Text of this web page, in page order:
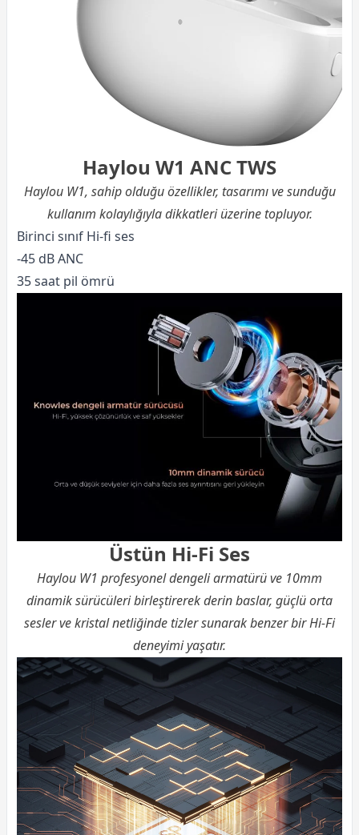
Haylou W1 ANC TWS
Haylou W1, sahip olduğu özellikler, tasarımı ve sunduğu
kullanım kolaylığıyla dikkatleri üzerine topluyor.
Birinci sınıf Hi-fi ses
-45 dB ANC
35 saat pil ömrü
Üstün Hi-Fi Ses
Haylou W1 profesyonel dengeli armatürü ve 10mm
dinamik sürücüleri birleştirerek derin baslar, güçlü orta
sesler ve kristal netliğinde tizler sunarak benzer bir Hi-Fi
deneyimi yaşatır.